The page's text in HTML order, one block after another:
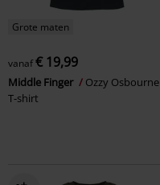
Grote maten
vanaf€ 19,99
Middle Finger
Ozzy Osbourne
T-shirt